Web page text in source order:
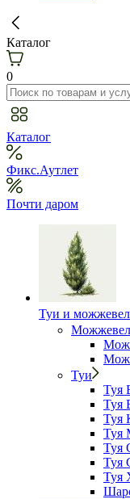
Каталог
0
Каталог
Фикс.Аутлет
Почти даром
Туи и
Туи
Туя
Туя
Туя
Туя
Туя
Туя
Туя